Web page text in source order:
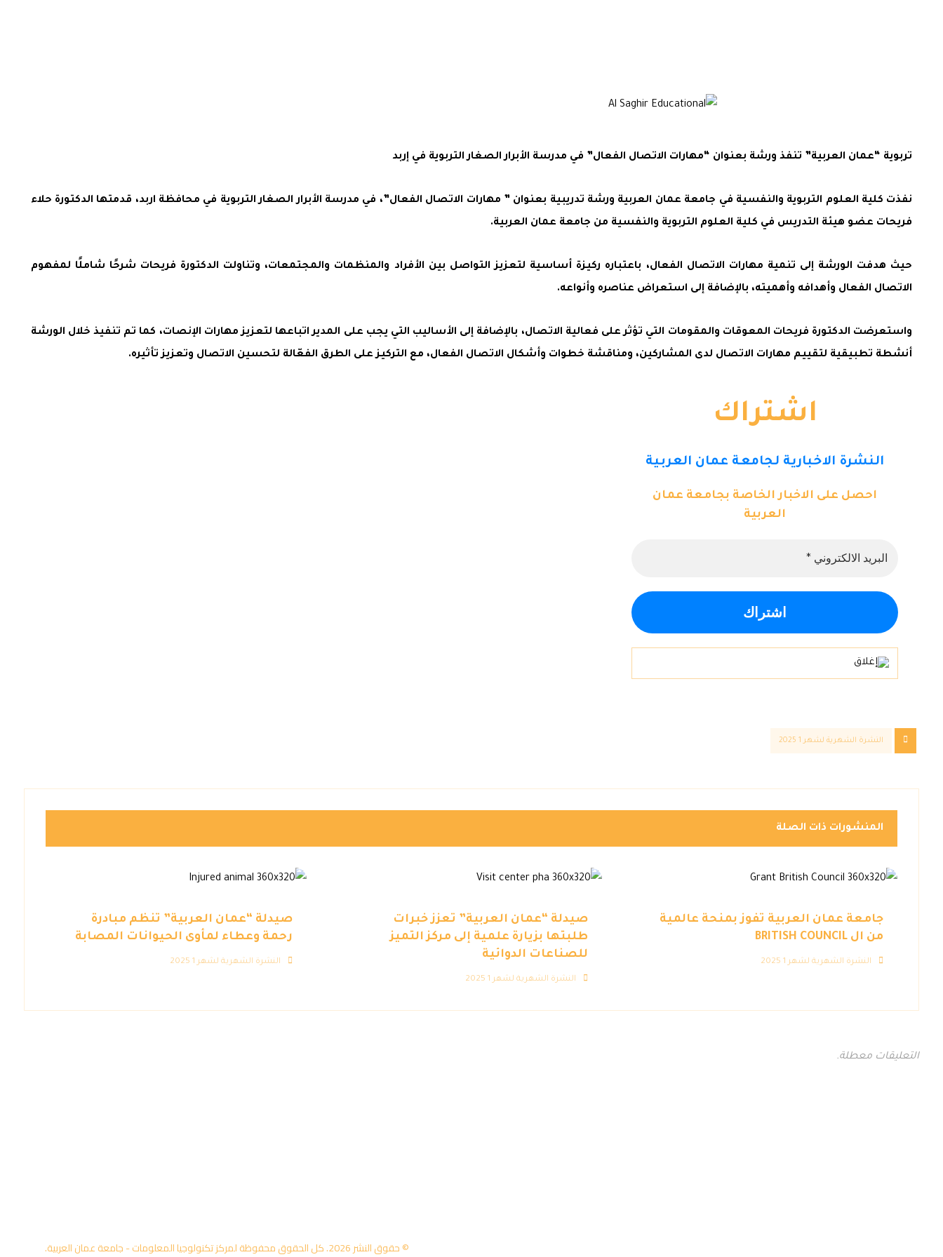
تربوية “عمان العربية” تنفذ ورشة بعنوان “مهارات الاتصال الفعال” في مدرسة الأبرار الصغار التربوية في إربد
نفذت كلية العلوم التربوية والنفسية في جامعة عمان العربية ورشة تدريبية بعنوان ” مهارات الاتصال الفعال”، في مدرسة الأبرار الصغار التربوية في محافظة اربد، قدمتها الدكتورة حلاء
فريحات عضو هيئة التدريس في كلية العلوم التربوية والنفسية من جامعة عمان العربية.
حيث هدفت الورشة إلى تنمية مهارات الاتصال الفعال، باعتباره ركيزة أساسية لتعزيز التواصل بين الأفراد والمنظمات والمجتمعات، وتناولت الدكتورة فريحات شرحًا شاملًا لمفهوم
الاتصال الفعال وأهدافه وأهميته، بالإضافة إلى استعراض عناصره وأنواعه.
واستعرضت الدكتورة فريحات المعوقات والمقومات التي تؤثر على فعالية الاتصال، بالإضافة إلى الأساليب التي يجب على المدير اتباعها لتعزيز مهارات الإنصات، كما تم تنفيذ خلال الورشة
أنشطة تطبيقية لتقييم مهارات الاتصال لدى المشاركين، ومناقشة خطوات وأشكال الاتصال الفعال، مع التركيز على الطرق الفعّالة لتحسين الاتصال وتعزيز تأثيره.
اشتراك
النشرة الاخبارية لجامعة عمان العربية
احصل على الاخبار الخاصة بجامعة عمان
العربية
النشرة الشهرية لشهر 1 2025
المنشورات ذات الصلة
جامعة عمان العربية تفوز بمنحة عالمية
من ال BRITISH COUNCIL
النشرة الشهرية لشهر 1 2025
صيدلة “عمان العربية” تعزز خبرات
طلبتها بزيارة علمية إلى مركز التميز
للصناعات الدوائية
النشرة الشهرية لشهر 1 2025
صيدلة “عمان العربية” تنظم مبادرة
رحمة وعطاء لمأوى الحيوانات المصابة
النشرة الشهرية لشهر 1 2025
التعليقات معطلة.
© حقوق النشر 2026. كل الحقوق محفوظة لمركز تكنولوجيا المعلومات - جامعة عمان العربية.